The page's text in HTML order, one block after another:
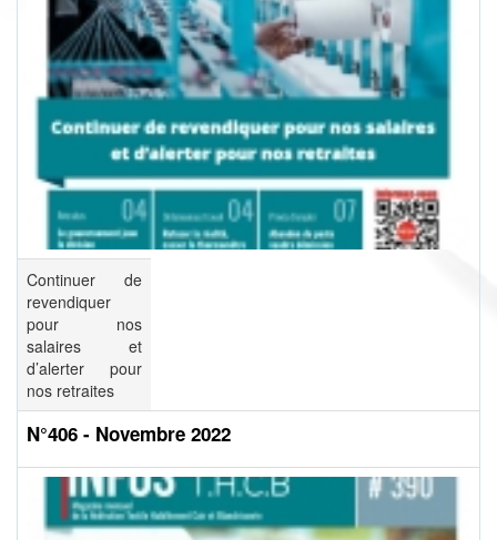
Continuer de
revendiquer
pour nos
salaires et
d’alerter pour
nos retraites
N°406 - Novembre 2022